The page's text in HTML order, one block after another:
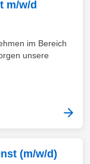
m/w/d
im Bereich
unsere
(m/w/d)